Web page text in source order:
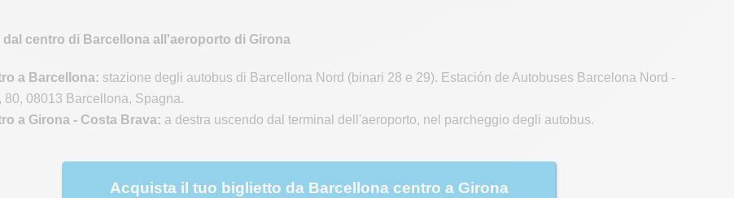
dal centro di Barcellona all'aeroporto di Girona
a Barcellona: stazione degli autobus di Barcellona Nord (binari 28 e 29). Estación de Autobuses Barcelona Nord -
80, 08013 Barcellona, Spagna.
a Girona - Costa Brava: a destra uscendo dal terminal dell'aeroporto, nel parcheggio degli autobus.
Acquista il tuo biglietto da Barcellona centro a Girona